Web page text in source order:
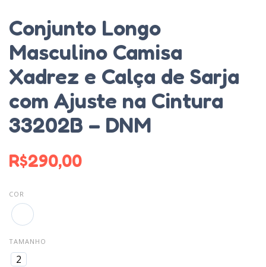
Conjunto Longo
Masculino Camisa
Xadrez e Calça de Sarja
com Ajuste na Cintura
33202B – DNM
R$290,00
COR
TAMANHO
2